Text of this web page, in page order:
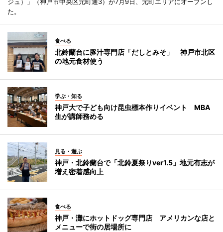
た。
食べる
北鈴蘭台に豚汁専門店「だしとみそ」 神戸市北区
の地元食材使う
学ぶ・知る
神戸大で子ども向け昆虫標本作りイベント MBA
生が講師務める
見る・遊ぶ
神戸・北鈴蘭台で「北鈴夏祭りver1.5」地元有志が
増え密着感向上
食べる
神戸・灘にホットドッグ専門店 アメリカンな店と
メニューで街の居場所に